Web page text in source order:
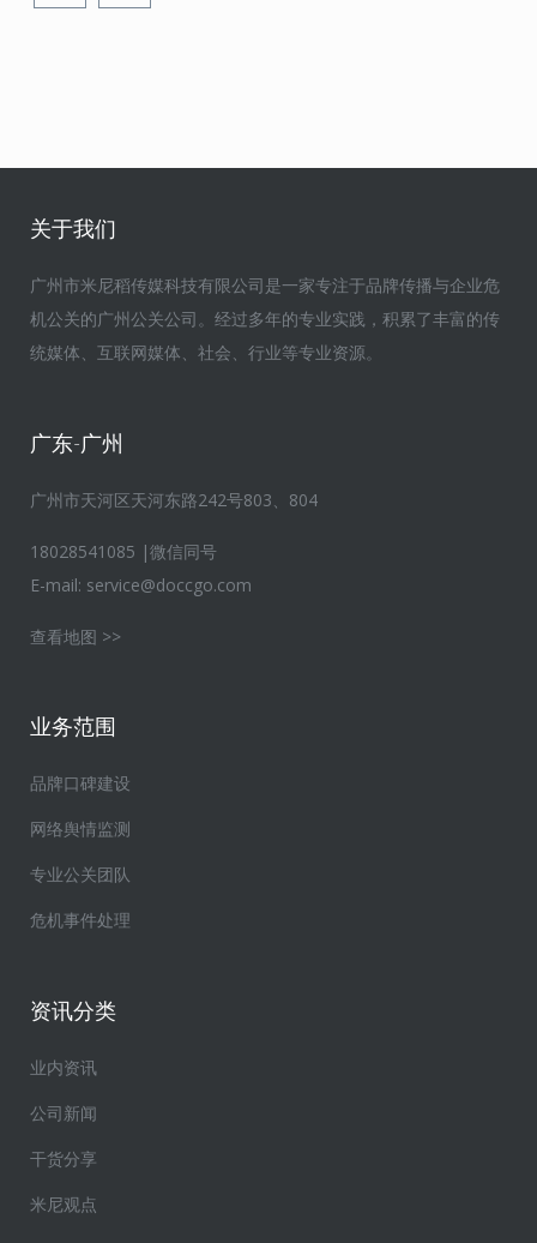
关于我们
广州市米尼稻传媒科技有限公司是一家专注于品牌传播与企业危
机公关的广州公关公司。经过多年的专业实践，积累了丰富的传
统媒体、互联网媒体、社会、行业等专业资源。
广东-广州
广州市天河区天河东路242号803、804
18028541085 |微信同号
E-mail: service@doccgo.com
查看地图 >>
业务范围
品牌口碑建设
网络舆情监测
专业公关团队
危机事件处理
资讯分类
业内资讯
公司新闻
干货分享
米尼观点